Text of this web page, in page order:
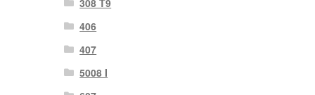
406
407
5008 I